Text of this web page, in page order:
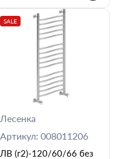
SALE
Лесенка
Артикул: 008011206
ЛВ (г2)-120/60/66 без